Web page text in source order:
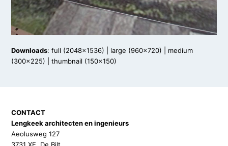
Downloads:full (2048x1536) large (960x720)
medium
(300x225) |thumbnail (150x150)
CONTACT
Lengkeek architecten en ingenieurs
Aeolusweg 127